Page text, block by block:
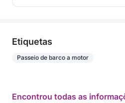
Etiquetas
Passeio de barco a motor
Encontrou todas as